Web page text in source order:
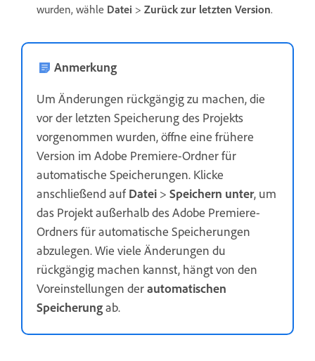
wurden, wähle Datei > Zurück zur letzten Version.
Anmerkung
Um Änderungen rückgängig zu machen, die
vor der letzten Speicherung des Projekts
vorgenommen wurden, öffne eine frühere
Version im Adobe Premiere-Ordner für
automatische Speicherungen. Klicke
anschließend auf Datei > Speichern unter, um
das Projekt außerhalb des Adobe Premiere-
Ordners für automatische Speicherungen
abzulegen. Wie viele Änderungen du
rückgängig machen kannst, hängt von den
Voreinstellungen derautomatischen
Speicherungab.